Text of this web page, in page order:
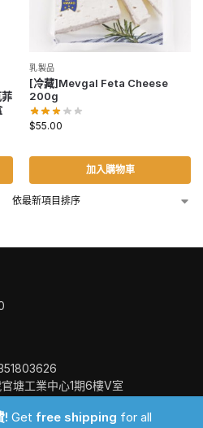
乳製品
[冷藏]Mevgal Feta Cheese
200g
$55.00
加入購物車
塘工業中心1期6樓V室
!Get free shipping for all